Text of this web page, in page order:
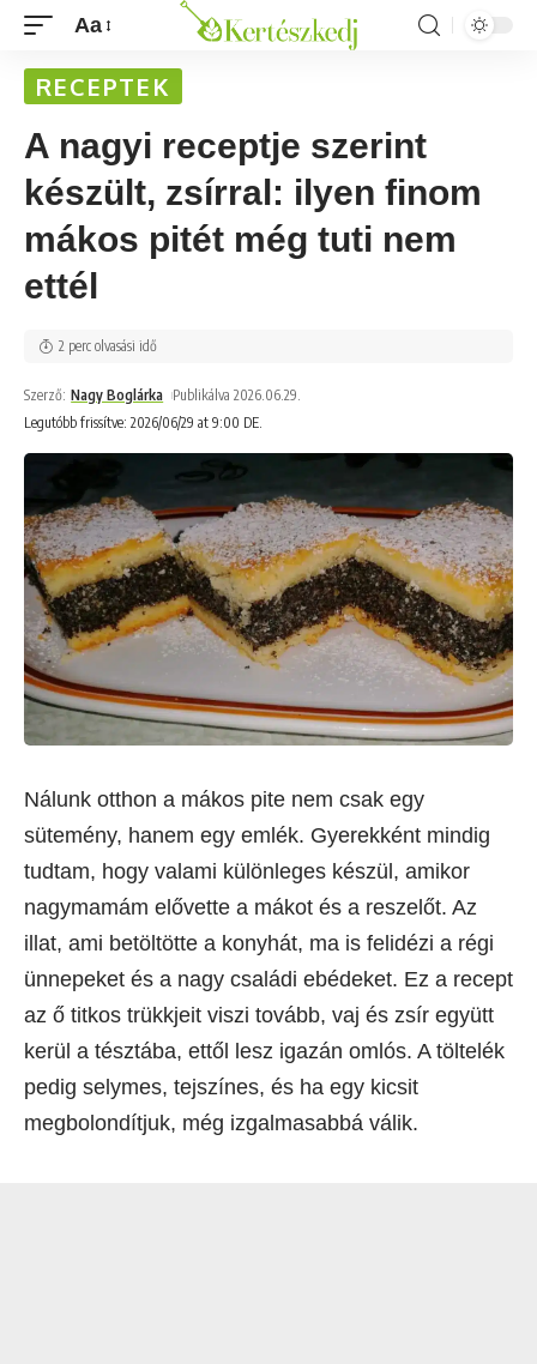
Aa
RECEPTEK
A nagyi receptje szerint
készült, zsírral: ilyen finom
mákos pitét még tuti nem
ettél
Legutóbb frissítve: 2026/06/29 at 9:00 DE.
Szerző: Nagy Boglárka Publikálva 2026.06.29.
2 perc olvasási idő
Nálunk otthon a mákos pite nem csak egy
sütemény, hanem egy emlék. Gyerekként mindig
tudtam, hogy valami különleges készül, amikor
nagymamám elővette a mákot és a reszelőt. Az
illat, ami betöltötte a konyhát, ma is felidézi a régi
ünnepeket és a nagy családi ebédeket. Ez a recept
az ő titkos trükkjeit viszi tovább, vaj és zsír együtt
kerül a tésztába, ettől lesz igazán omlós. A töltelék
pedig selymes, tejszínes, és ha egy kicsit
megbolondítjuk, még izgalmasabbá válik.